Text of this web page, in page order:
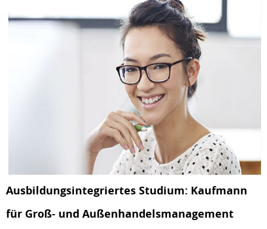
Ausbildungsintegriertes Studium: Kaufmann
für Groß- und Außenhandelsmanagement